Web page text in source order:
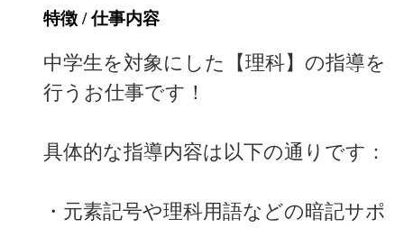
特徴 / 仕事内容
中学生を対象にした【理科】の指導を
行うお仕事です！
具体的な指導内容は以下の通りです：
・元素記号や理科用語などの暗記サポ